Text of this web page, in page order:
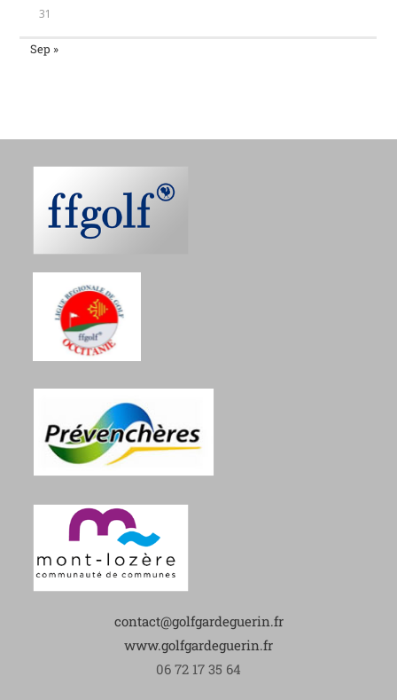
31
Sep »
contact@golfgardeguerin.fr
www.golfgardeguerin.fr
06 72 17 35 64